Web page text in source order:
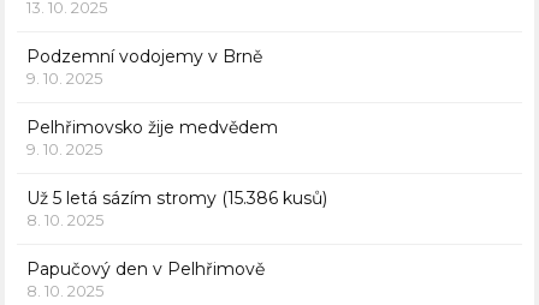
13. 10. 2025
Podzemní vodojemy v Brně
9. 10. 2025
Pelhřimovsko žije medvědem
9. 10. 2025
Už 5 letá sázím stromy (15.386 kusů)
8. 10. 2025
Papučový den v Pelhřimově
8. 10. 2025